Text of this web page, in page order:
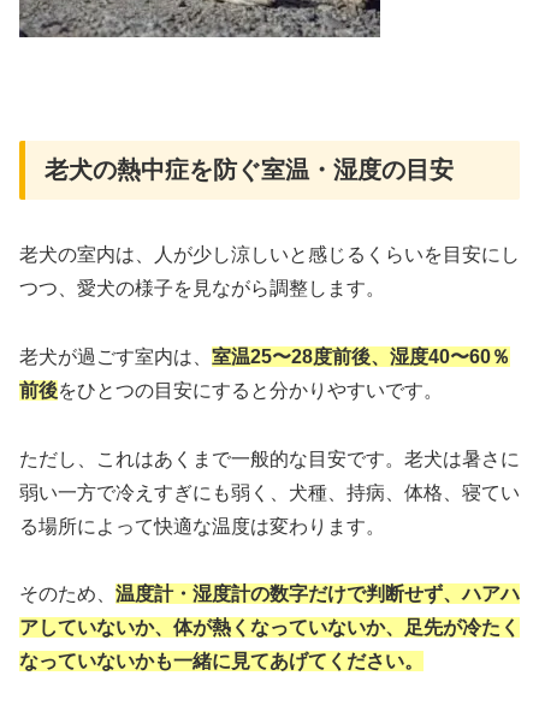
老犬の熱中症を防ぐ室温・湿度の目安
老犬の室内は、人が少し涼しいと感じるくらいを目安にし
つつ、愛犬の様子を見ながら調整します。
老犬が過ごす室内は、 室温25〜28度前後、湿度40〜60％
前後をひとつの目安にすると分かりやすいです。
ただし、これはあくまで一般的な目安です。老犬は暑さに
弱い一方で冷えすぎにも弱く、犬種、持病、体格、寝てい
る場所によって快適な温度は変わります。
そのため、 温度計・湿度計の数字だけで判断せず、ハアハ
アしていないか、体が熱くなっていないか、足先が冷たく
なっていないかも一緒に見てあげてください。